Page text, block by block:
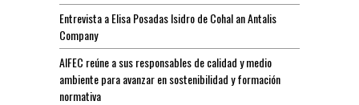
Entrevista a Elisa Posadas Isidro de Cohal an Antalis
Company
AIFEC reúne a sus responsables de calidad y medio
ambiente para avanzar en sostenibilidad y formación
normativa